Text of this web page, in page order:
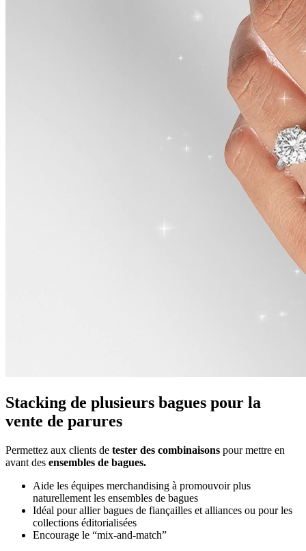
Stacking de plusieurs bagues pour la
vente de parures
Permettez aux clients de tester des combinaisons pour mettre en
avant des ensembles de bagues.
Aide les équipes merchandising à promouvoir plus
naturellement les ensembles de bagues
Idéal pour allier bagues de fiançailles et alliances ou pour les
collections éditorialisées
Encourage le “mix-and-match”